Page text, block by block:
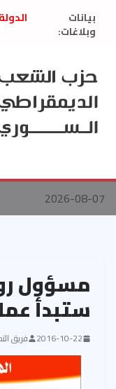
بيانات
وبلاغات:
بلاغ
2026
في
السوري
2026-08-07
مسؤول
ستبدأ
2016-10-22 فريق